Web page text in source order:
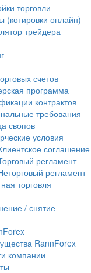
торговли
(котировки онлайн)
трейдера
счетов
программа
контрактов
требования
свопов
условия
соглашение
регламент
регламент
торговля
/ снятие
RannForex
компании